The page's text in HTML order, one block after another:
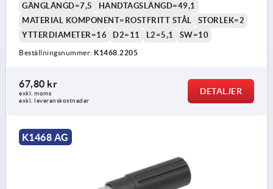
GÄNGLÄNGD=7,5
HANDTAGSLÄNGD=49,1
MATERIAL KOMPONENT=ROSTFRITT STÅL
STORLEK=2
YTTERDIAMETER=16
D2=11 L2=5,1 SW=10
Beställningsnummer: K1468.2205
67,80 kr
exkl. moms
exkl. leveranskostnader
DETALJER
K1468 AG